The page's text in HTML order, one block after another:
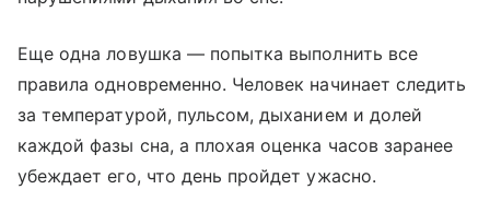
Еще одна ловушка — попытка выполнить все
правила одновременно. Человек начинает следить
за температурой, пульсом, дыханием и долей
каждой фазы сна, а плохая оценка часов заранее
убеждает его, что день пройдет ужасно.